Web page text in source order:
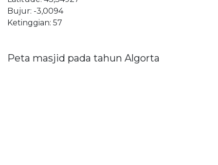
Bujur: -3,0094
Ketinggian: 57
Peta masjid pada tahun Algorta